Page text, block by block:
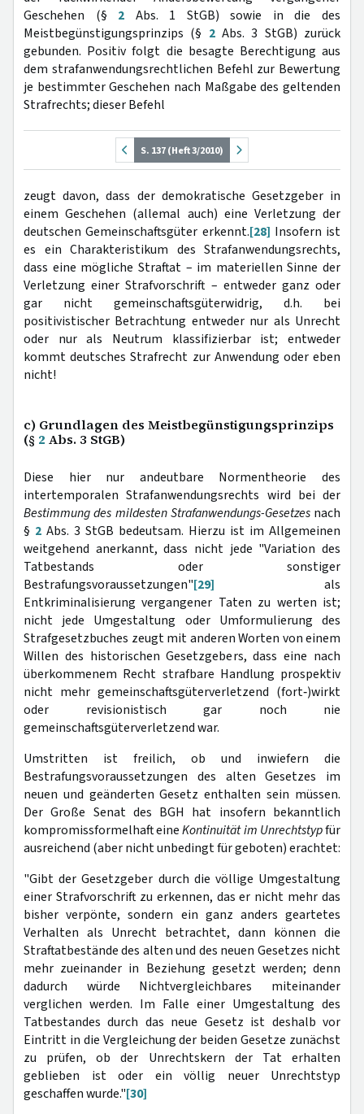
Geschehen (§ 2 Abs. 1 StGB) sowie in die des
Meistbegünstigungsprinzips (§ 2Abs. 3 StGB) zurück
gebunden. Positiv folgt die besagte Berechtigung aus
dem strafanwendungsrechtlichen Befehl zur Bewertung
je bestimmter Geschehen nach Maßgabe des geltenden
Strafrechts; dieser Befehl
S. 137 (Heft 3/2010)
zeugt davon, dass der demokratische Gesetzgeber in
einem Geschehen (allemal auch) eine Verletzung der
deutschen Gemeinschaftsgüter erkennt.[28] Insofern ist
es ein Charakteristikum des Strafanwendungsrechts,
dass eine mögliche Straftat – im materiellen Sinne der
Verletzung einer Strafvorschrift – entweder ganz oder
gar nicht gemeinschaftsgüterwidrig, d.h. bei
positivistischer Betrachtung entweder nur als Unrecht
oder nur als Neutrum klassifizierbar ist; entweder
kommt deutsches Strafrecht zur Anwendung oder eben
nicht!
c) Grundlagen des Meistbegünstigungsprinzips
(§ 2 Abs. 3 StGB)
Diese hier nur andeutbare Normentheorie des
intertemporalen Strafanwendungsrechts wird bei der
Bestimmung des mildesten Strafanwendungs-Gesetzesnach
§ 2 Abs. 3 StGB bedeutsam. Hierzu ist im Allgemeinen
weitgehend anerkannt, dass nicht jede "Variation des
Tatbestands oder sonstiger
Bestrafungsvoraussetzungen"[29] als
Entkriminalisierung vergangener Taten zu werten ist;
nicht jede Umgestaltung oder Umformulierung des
Strafgesetzbuches zeugt mit anderen Worten von einem
Willen des historischen Gesetzgebers, dass eine nach
überkommenem Recht strafbare Handlung prospektiv
nicht mehr gemeinschaftsgüterverletzend (fort‑)wirkt
oder revisionistisch gar noch nie
gemeinschaftsgüterverletzend war.
Umstritten ist freilich, ob und inwiefern die
Bestrafungsvoraussetzungen des alten Gesetzes im
neuen und geänderten Gesetz enthalten sein müssen.
Der Große Senat des BGH hat insofern bekanntlich
kompromissformelhaft eineKontinuität im Unrechtstypfür
ausreichend (aber nicht unbedingt für geboten) erachtet:
"Gibt der Gesetzgeber durch die völlige Umgestaltung
einer Strafvorschrift zu erkennen, das er nicht mehr das
bisher verpönte, sondern ein ganz anders geartetes
Verhalten als Unrecht betrachtet, dann können die
Straftatbestände des alten und des neuen Gesetzes nicht
mehr zueinander in Beziehung gesetzt werden; denn
dadurch würde Nichtvergleichbares miteinander
verglichen werden. Im Falle einer Umgestaltung des
Tatbestandes durch das neue Gesetz ist deshalb vor
Eintritt in die Vergleichung der beiden Gesetze zunächst
zu prüfen, ob der Unrechtskern der Tat erhalten
geblieben ist oder ein völlig neuer Unrechtstyp
geschaffen wurde."[30]